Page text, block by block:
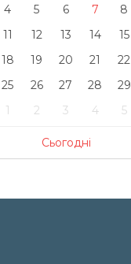
4 5 6 7 8
11 12 13 14 15
18 19 20 21 22
25 26 27 28 29
1 2 3 4 5
Сьогодні